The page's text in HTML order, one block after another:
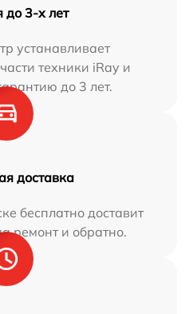
до 3-х лет
устанавливает
техники iRay и
до 3 лет.
доставка
бесплатно доставит
ремонт и обратно.